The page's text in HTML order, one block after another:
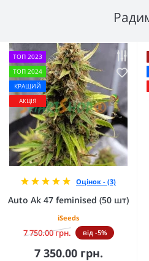
ТОП 2023
ТОП 2024
КРАЩИЙ
АКЦІЯ
Оцінок - (3)
Auto Ak 47 feminised (50 шт)
iSeeds
7 750.00 грн. від -5%
7 350.00 грн.